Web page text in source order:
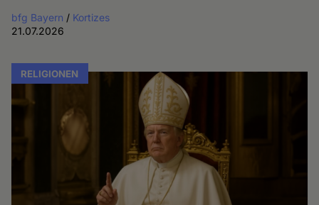
bfg Bayern / Kortizes
21.07.2026
RELIGIONEN